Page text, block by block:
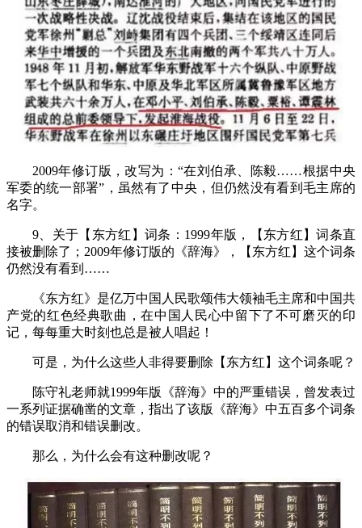
2009年修订版，改写为：“在刘伯承、陈毅……根据中央
军委的统一部署”，虽然有了中央，但仍然没有看到毛主席的
名字。
9 、关于【东方红】词条： 1999年版，【东方红】词条直
接被删除了； 2009年修订版的《辞海》，【东方红】这个词条
仍然没有看到……
《东方红》是亿万中国人民歌颂伟大领袖毛主席和中国共
产党的红色经典歌曲，在中国人民心中留下了不可磨灭的印
记，每每重大时刻也总是被人唱起！
可是，为什么这些人非得要删除【东方红】这个词条呢？
陈守礼老师就1999年版《辞海》中的严重错误，曾发表过
一系列证据确凿的文章，指出了该版《辞海》中五百多个词条
的错误取消和错误删改。
那么，为什么会有这种删改呢？